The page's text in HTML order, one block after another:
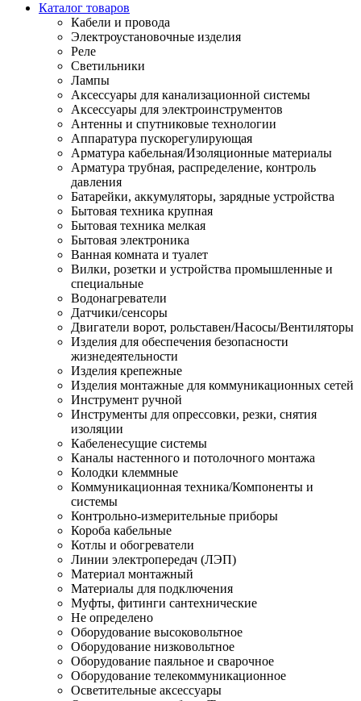
Каталог товаров
Кабели и провода
Электроустановочные изделия
Реле
Светильники
Лампы
Аксессуары для канализационной системы
Аксессуары для электроинструментов
Антенны и спутниковые технологии
Аппаратура пускорегулирующая
Арматура кабельная/Изоляционные материалы
Арматура трубная, распределение, контроль
давления
Батарейки, аккумуляторы, зарядные устройства
Бытовая техника крупная
Бытовая техника мелкая
Бытовая электроника
Ванная комната и туалет
Вилки, розетки и устройства промышленные и
специальные
Водонагреватели
Датчики/сенсоры
Двигатели ворот, рольставен/Насосы/Вентиляторы
Изделия для обеспечения безопасности
жизнедеятельности
Изделия крепежные
Изделия монтажные для коммуникационных сетей
Инструмент ручной
Инструменты для опрессовки, резки, снятия
изоляции
Кабеленесущие системы
Каналы настенного и потолочного монтажа
Колодки клеммные
Коммуникационная техника/Компоненты и
системы
Контрольно-измерительные приборы
Короба кабельные
Котлы и обогреватели
Линии электропередач (ЛЭП)
Материал монтажный
Материалы для подключения
Муфты, фитинги сантехнические
Не определено
Оборудование высоковольтное
Оборудование низковольтное
Оборудование паяльное и сварочное
Оборудование телекоммуникационное
Осветительные аксессуары